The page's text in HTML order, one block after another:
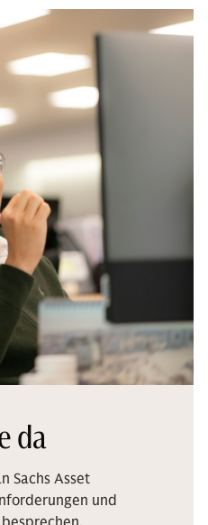
da
Sachs Asset
und